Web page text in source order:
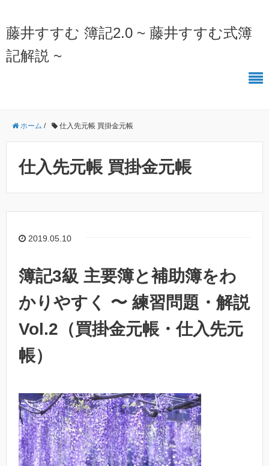
藤井すすむ 簿記2.0 ~ 藤井すすむ式簿
記解説 ~
ホーム / 仕入先元帳 買掛金元帳
仕入先元帳 買掛金元帳
2019.05.10
簿記3級 主要簿と補助簿をわ
かりやすく 〜 練習問題・解説
Vol.2（買掛金元帳・仕入先元
帳）